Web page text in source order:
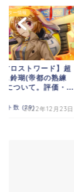
クター情報
方ロストワード】超
ス鈴瑚(帝都の熟練
)について。評価・...
2022年12月23日
ト数 (29)